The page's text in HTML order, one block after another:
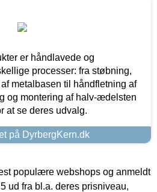
er håndlavede og
processer: fra støbning,
metalbasen til håndfletning af
og montering af halv-ædelsten
at se deres udvalg.
på DyrbergKern.dk
populære webshops og anmeldt
ud fra bl.a. deres prisniveau,